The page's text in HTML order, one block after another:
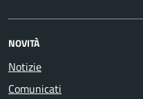
NOVITÀ
Notizie
Comunicati